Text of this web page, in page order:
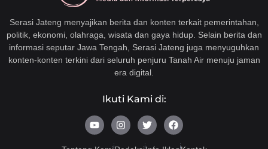
Serasi Jateng menyajikan berita dan konten terkait pemerintahan,
politik, ekonomi, olahraga, wisata dan gaya hidup. Selain berita dan
informasi seputar Jawa Tengah, Serasi Jateng juga menyuguhkan
konten-konten terkini dari seluruh penjuru Tanah Air menuju jaman
era digital.
Ikuti Kami di:
Y
o
I
n
T
w
F
a